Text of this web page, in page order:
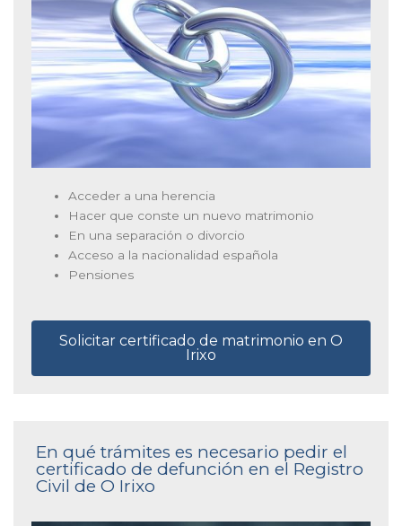
Acceder a una herencia
Hacer que conste un nuevo matrimonio
En una separación o divorcio
Acceso a la nacionalidad española
Pensiones
Solicitar certificado de matrimonio en O
Irixo
En qué trámites es necesario pedir el
certificado de defunción en el Registro
Civil de O Irixo